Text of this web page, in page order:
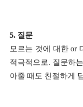
5. 질문
모르는 것에 대한 or
적극적으로. 질문하
아줄 때도 친절하게